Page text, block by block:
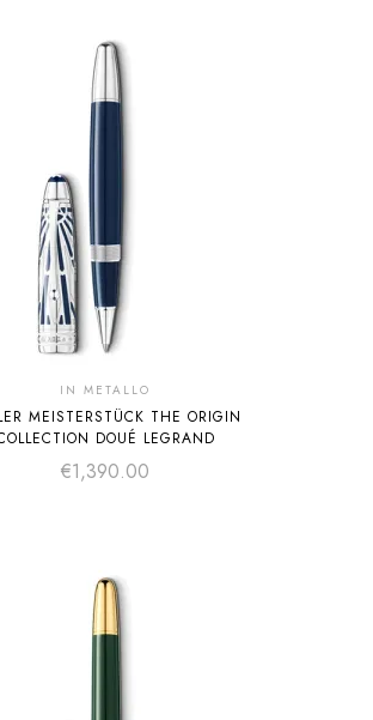
IN METALLO
MEISTERSTÜCK THE ORIGIN
DOUÉ LEGRAND
€1,390.00